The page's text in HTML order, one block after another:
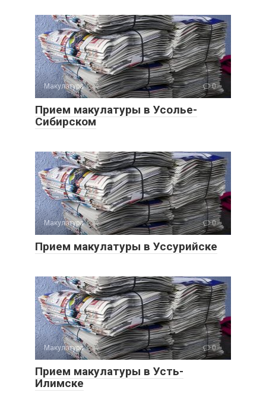
Макулатура 0
Прием макулатуры в Усолье-
Сибирском
Макулатура 0
Прием макулатуры в Уссурийске
Макулатура 0
Прием макулатуры в Усть-
Илимске